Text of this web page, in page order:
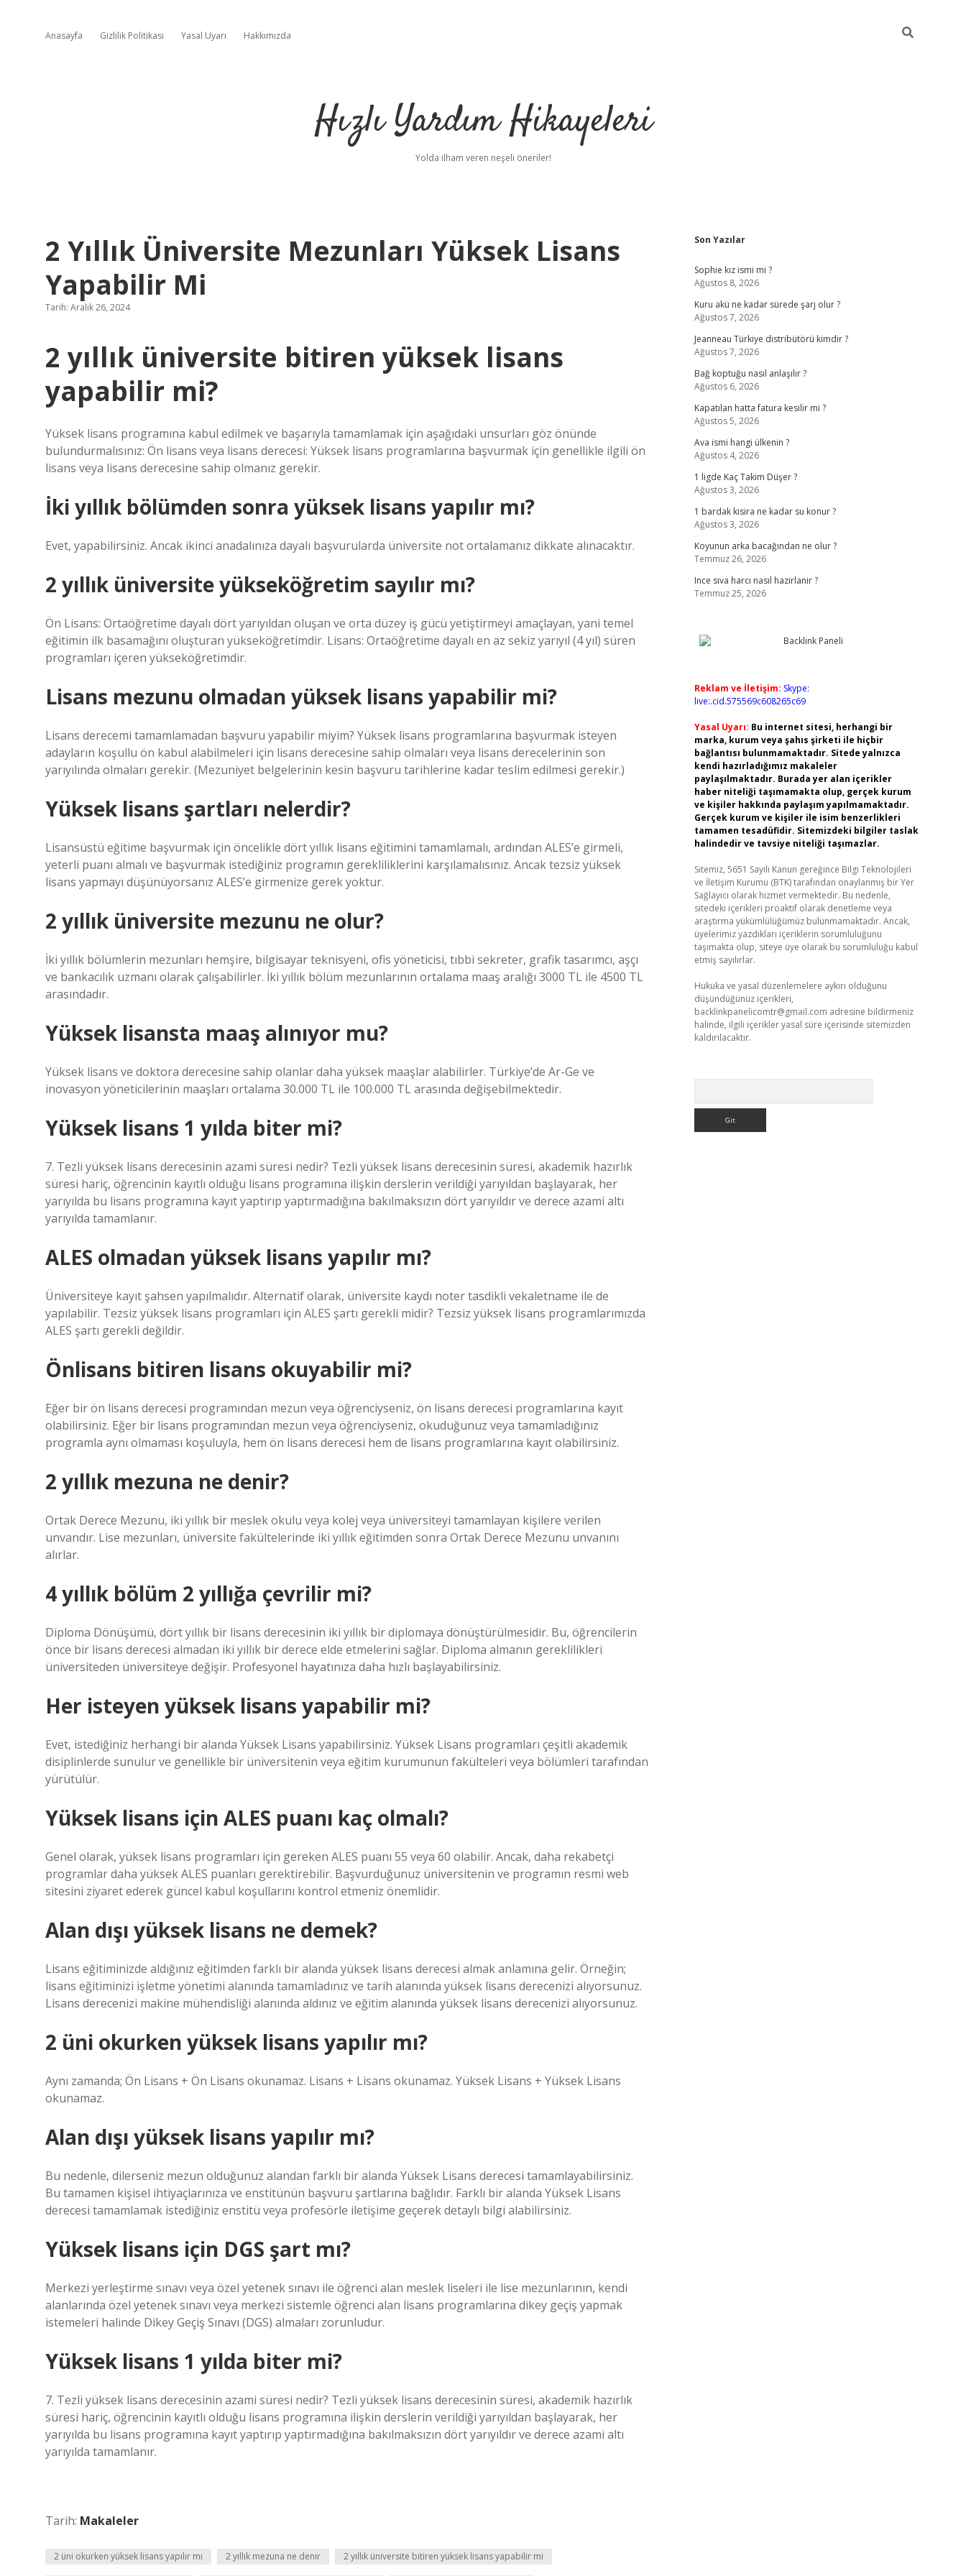
Anasayfa Gizlilik Politikası Yasal Uyarı Hakkımızda
Hızlı Yardım Hikayeleri
Yolda ilham veren neşeli öneriler!
2 Yıllık Üniversite Mezunları Yüksek Lisans
Yapabilir Mi
Tarih: Aralık 26, 2024
2 yıllık üniversite bitiren yüksek lisans
yapabilir mi?
Yüksek lisans programına kabul edilmek ve başarıyla tamamlamak için aşağıdaki unsurları göz önünde
bulundurmalısınız: Ön lisans veya lisans derecesi: Yüksek lisans programlarına başvurmak için genellikle ilgili ön
lisans veya lisans derecesine sahip olmanız gerekir.
İki yıllık bölümden sonra yüksek lisans yapılır mı?
Evet, yapabilirsiniz. Ancak ikinci anadalınıza dayalı başvurularda üniversite not ortalamanız dikkate alınacaktır.
2 yıllık üniversite yükseköğretim sayılır mı?
Ön Lisans: Ortaöğretime dayalı dört yarıyıldan oluşan ve orta düzey iş gücü yetiştirmeyi amaçlayan, yani temel
eğitimin ilk basamağını oluşturan yükseköğretimdir. Lisans: Ortaöğretime dayalı en az sekiz yarıyıl (4 yıl) süren
programları içeren yükseköğretimdir.
Lisans mezunu olmadan yüksek lisans yapabilir mi?
Lisans derecemi tamamlamadan başvuru yapabilir miyim? Yüksek lisans programlarına başvurmak isteyen
adayların koşullu ön kabul alabilmeleri için lisans derecesine sahip olmaları veya lisans derecelerinin son
yarıyılında olmaları gerekir. (Mezuniyet belgelerinin kesin başvuru tarihlerine kadar teslim edilmesi gerekir.)
Yüksek lisans şartları nelerdir?
Lisansüstü eğitime başvurmak için öncelikle dört yıllık lisans eğitimini tamamlamalı, ardından ALES’e girmeli,
yeterli puanı almalı ve başvurmak istediğiniz programın gerekliliklerini karşılamalısınız. Ancak tezsiz yüksek
lisans yapmayı düşünüyorsanız ALES’e girmenize gerek yoktur.
2 yıllık üniversite mezunu ne olur?
İki yıllık bölümlerin mezunları hemşire, bilgisayar teknisyeni, ofis yöneticisi, tıbbi sekreter, grafik tasarımcı, aşçı
ve bankacılık uzmanı olarak çalışabilirler. İki yıllık bölüm mezunlarının ortalama maaş aralığı 3000 TL ile 4500 TL
arasındadır.
Yüksek lisansta maaş alınıyor mu?
Yüksek lisans ve doktora derecesine sahip olanlar daha yüksek maaşlar alabilirler. Türkiye’de Ar-Ge ve
inovasyon yöneticilerinin maaşları ortalama 30.000 TL ile 100.000 TL arasında değişebilmektedir.
Yüksek lisans 1 yılda biter mi?
7. Tezli yüksek lisans derecesinin azami süresi nedir? Tezli yüksek lisans derecesinin süresi, akademik hazırlık
süresi hariç, öğrencinin kayıtlı olduğu lisans programına ilişkin derslerin verildiği yarıyıldan başlayarak, her
yarıyılda bu lisans programına kayıt yaptırıp yaptırmadığına bakılmaksızın dört yarıyıldır ve derece azami altı
yarıyılda tamamlanır.
ALES olmadan yüksek lisans yapılır mı?
Üniversiteye kayıt şahsen yapılmalıdır. Alternatif olarak, üniversite kaydı noter tasdikli vekaletname ile de
yapılabilir. Tezsiz yüksek lisans programları için ALES şartı gerekli midir? Tezsiz yüksek lisans programlarımızda
ALES şartı gerekli değildir.
Önlisans bitiren lisans okuyabilir mi?
Eğer bir ön lisans derecesi programından mezun veya öğrenciyseniz, ön lisans derecesi programlarına kayıt
olabilirsiniz. Eğer bir lisans programından mezun veya öğrenciyseniz, okuduğunuz veya tamamladığınız
programla aynı olmaması koşuluyla, hem ön lisans derecesi hem de lisans programlarına kayıt olabilirsiniz.
2 yıllık mezuna ne denir?
Ortak Derece Mezunu, iki yıllık bir meslek okulu veya kolej veya üniversiteyi tamamlayan kişilere verilen
unvandır. Lise mezunları, üniversite fakültelerinde iki yıllık eğitimden sonra Ortak Derece Mezunu unvanını
alırlar.
4 yıllık bölüm 2 yıllığa çevrilir mi?
Diploma Dönüşümü, dört yıllık bir lisans derecesinin iki yıllık bir diplomaya dönüştürülmesidir. Bu, öğrencilerin
önce bir lisans derecesi almadan iki yıllık bir derece elde etmelerini sağlar. Diploma almanın gereklilikleri
üniversiteden üniversiteye değişir. Profesyonel hayatınıza daha hızlı başlayabilirsiniz.
Her isteyen yüksek lisans yapabilir mi?
Evet, istediğiniz herhangi bir alanda Yüksek Lisans yapabilirsiniz. Yüksek Lisans programları çeşitli akademik
disiplinlerde sunulur ve genellikle bir üniversitenin veya eğitim kurumunun fakülteleri veya bölümleri tarafından
yürütülür.
Yüksek lisans için ALES puanı kaç olmalı?
Genel olarak, yüksek lisans programları için gereken ALES puanı 55 veya 60 olabilir. Ancak, daha rekabetçi
programlar daha yüksek ALES puanları gerektirebilir. Başvurduğunuz üniversitenin ve programın resmi web
sitesini ziyaret ederek güncel kabul koşullarını kontrol etmeniz önemlidir.
Alan dışı yüksek lisans ne demek?
Lisans eğitiminizde aldığınız eğitimden farklı bir alanda yüksek lisans derecesi almak anlamına gelir. Örneğin;
lisans eğitiminizi işletme yönetimi alanında tamamladınız ve tarih alanında yüksek lisans derecenizi alıyorsunuz.
Lisans derecenizi makine mühendisliği alanında aldınız ve eğitim alanında yüksek lisans derecenizi alıyorsunuz.
2 üni okurken yüksek lisans yapılır mı?
Aynı zamanda; Ön Lisans + Ön Lisans okunamaz. Lisans + Lisans okunamaz. Yüksek Lisans + Yüksek Lisans
okunamaz.
Alan dışı yüksek lisans yapılır mı?
Bu nedenle, dilerseniz mezun olduğunuz alandan farklı bir alanda Yüksek Lisans derecesi tamamlayabilirsiniz.
Bu tamamen kişisel ihtiyaçlarınıza ve enstitünün başvuru şartlarına bağlıdır. Farklı bir alanda Yüksek Lisans
derecesi tamamlamak istediğiniz enstitü veya profesörle iletişime geçerek detaylı bilgi alabilirsiniz.
Yüksek lisans için DGS şart mı?
Merkezi yerleştirme sınavı veya özel yetenek sınavı ile öğrenci alan meslek liseleri ile lise mezunlarının, kendi
alanlarında özel yetenek sınavı veya merkezi sistemle öğrenci alan lisans programlarına dikey geçiş yapmak
istemeleri halinde Dikey Geçiş Sınavı (DGS) almaları zorunludur.
Yüksek lisans 1 yılda biter mi?
7. Tezli yüksek lisans derecesinin azami süresi nedir? Tezli yüksek lisans derecesinin süresi, akademik hazırlık
süresi hariç, öğrencinin kayıtlı olduğu lisans programına ilişkin derslerin verildiği yarıyıldan başlayarak, her
yarıyılda bu lisans programına kayıt yaptırıp yaptırmadığına bakılmaksızın dört yarıyıldır ve derece azami altı
yarıyılda tamamlanır.
Tarih: Makaleler
2 üni okurken yüksek lisans yapılır mı 2 yıllık mezuna ne denir 2 yıllık üniversite bitiren yüksek lisans yapabilir mi
Sidebar
Son Yazılar
Sophie kız ismi mi ?
Ağustos 8, 2026
Kuru akü ne kadar sürede şarj olur ?
Ağustos 7, 2026
Jeanneau Türkiye distribütörü kimdir ?
Ağustos 7, 2026
Bağ koptuğu nasıl anlaşılır ?
Ağustos 6, 2026
Kapatılan hatta fatura kesilir mi ?
Ağustos 5, 2026
Ava ismi hangi ülkenin ?
Ağustos 4, 2026
1 ligde Kaç Takim Düşer ?
Ağustos 3, 2026
1 bardak kisira ne kadar su konur ?
Ağustos 3, 2026
Koyunun arka bacağından ne olur ?
Temmuz 26, 2026
Ince sıva harcı nasıl hazirlanir ?
Temmuz 25, 2026
Reklam ve İletişim: Skype:
live:.cid.575569c608265c69
Yasal Uyarı: Bu internet sitesi, herhangi bir
marka, kurum veya şahıs şirketi ile hiçbir
bağlantısı bulunmamaktadır. Sitede yalnızca
kendi hazırladığımız makaleler
paylaşılmaktadır. Burada yer alan içerikler
haber niteliği taşımamakta olup, gerçek kurum
ve kişiler hakkında paylaşım yapılmamaktadır.
Gerçek kurum ve kişiler ile isim benzerlikleri
tamamen tesadüfidir. Sitemizdeki bilgiler taslak
halindedir ve tavsiye niteliği taşımazlar.
Sitemiz, 5651 Sayılı Kanun gereğince Bilgi Teknolojileri
ve İletişim Kurumu (BTK) tarafından onaylanmış bir Yer
Sağlayıcı olarak hizmet vermektedir. Bu nedenle,
sitedeki içerikleri proaktif olarak denetleme veya
araştırma yükümlülüğümüz bulunmamaktadır. Ancak,
üyelerimiz yazdıkları içeriklerin sorumluluğunu
taşımakta olup, siteye üye olarak bu sorumluluğu kabul
etmiş sayılırlar.
Hukuka ve yasal düzenlemelere aykırı olduğunu
düşündüğünüz içerikleri,
backlinkpanelicomtr@gmail.com adresine bildirmeniz
halinde, ilgili içerikler yasal süre içerisinde sitemizden
kaldırılacaktır.